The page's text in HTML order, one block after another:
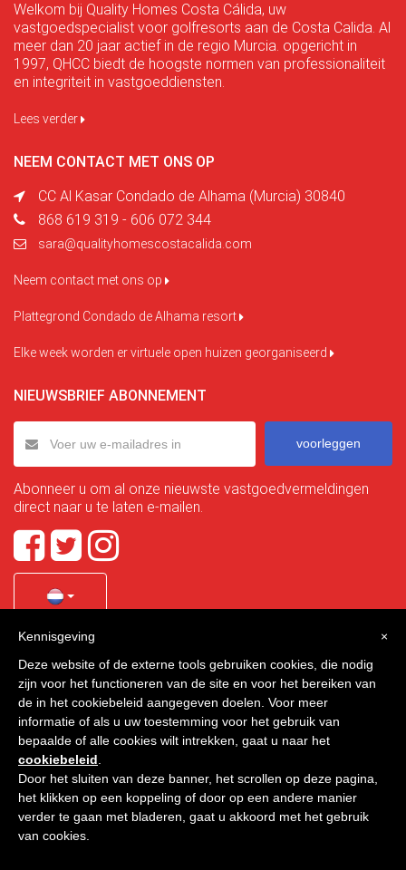
Welkom bij Quality Homes Costa Cálida, uw
vastgoedspecialist voor golfresorts aan de Costa Calida. Al
meer dan 20 jaar actief in de regio Murcia. opgericht in
1997, QHCC biedt de hoogste normen van professionaliteit
en integriteit in vastgoeddiensten.
Lees verder
NEEM CONTACT MET ONS OP
CC Al Kasar Condado de Alhama (Murcia) 30840
868 619 319 - 606 072 344
sara@qualityhomescostacalida.com
Neem contact met ons op
Plattegrond Condado de Alhama resort
Elke week worden er virtuele open huizen georganiseerd
NIEUWSBRIEF ABONNEMENT
voorleggen
Abonneer u om al onze nieuwste vastgoedvermeldingen
direct naar u te laten e-mailen.
Quality Homes Costa Calida
is a registered trademark of
La Manga Holiday Home SL duly registered with CIF / tax
no. B-30750053 and address: Bella Luz 07-05, 30389 La
Manga Club, Cartagena, Murcia, Spain.
Quality Homes Costa Cálida - Alle rechten voorbehouden
Privacy Contact
×
Kennisgeving
Deze website of de externe tools gebruiken cookies, die nodig
zijn voor het functioneren van de site en voor het bereiken van
de in het cookiebeleid aangegeven doelen. Voor meer
informatie of als u uw toestemming voor het gebruik van
bepaalde of alle cookies wilt intrekken, gaat u naar het
cookiebeleid
Door het sluiten van deze banner, het scrollen op deze pagina,
het klikken op een koppeling of door op een andere manier
verder te gaan met bladeren, gaat u akkoord met het gebruik
van cookies.